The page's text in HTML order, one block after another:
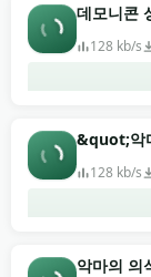
데모니콘
128 kb/s
&quot;악
128 kb/s
악마의 의